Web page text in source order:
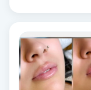
IPL hårborttagning